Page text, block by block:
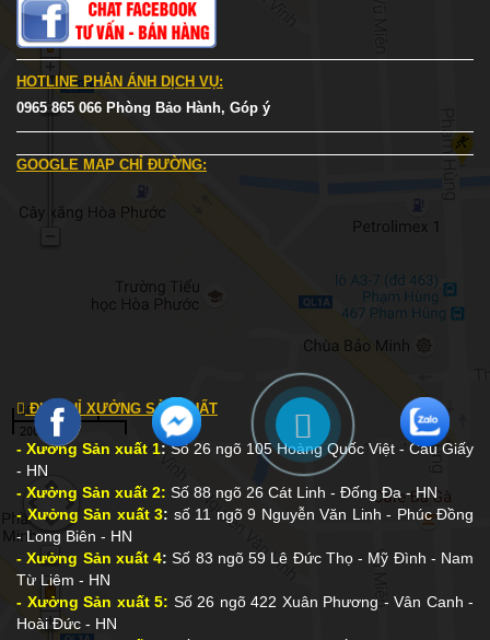
HOTLINE PHẢN ÁNH DỊCH VỤ:
0965 865 066 Phòng Bảo Hành, Góp ý
GOOGLE MAP CHỈ ĐƯỜNG:
ĐỊA CHỈ XƯỞNG SẢN XUẤT
- Xưởng Sản xuất 1: Số 26 ngõ 105 Hoàng Quốc Việt - Cầu Giấy
- HN
- Xưởng Sản xuất 2: Số 88 ngõ 26 Cát Linh - Đống Đa - HN
- Xưởng Sản xuất 3: số 11 ngõ 9 Nguyễn Văn Linh - Phúc Đồng
- Long Biên - HN
- Xưởng Sản xuất 4: Số 83 ngõ 59 Lê Đức Thọ - Mỹ Đình - Nam
Từ Liêm - HN
- Xưởng Sản xuất 5: Số 26 ngõ 422 Xuân Phương - Vân Canh -
Hoài Đức - HN